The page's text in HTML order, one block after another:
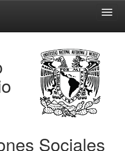
Sociales